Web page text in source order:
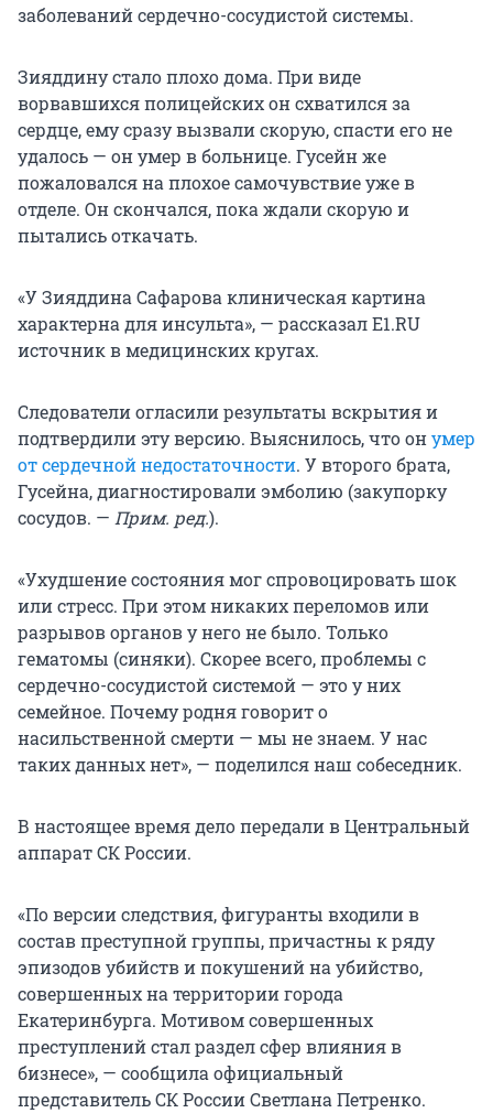
заболеваний сердечно-сосудистой системы.
Зияддину стало плохо дома. При виде
ворвавшихся полицейских он схватился за
сердце, ему сразу вызвали скорую, спасти его не
удалось — он умер в больнице. Гусейн же
пожаловался на плохое самочувствие уже в
отделе. Он скончался, пока ждали скорую и
пытались откачать.
«У Зияддина Сафарова клиническая картина
характерна для инсульта», — рассказал E1.RU
источник в медицинских кругах.
Следователи огласили результаты вскрытия и
подтвердили эту версию. Выяснилось, что онумер
от сердечной недостаточности. У второго брата,
Гусейна, диагностировали эмболию (закупорку
сосудов. — Прим. ред.).
«Ухудшение состояния мог спровоцировать шок
или стресс. При этом никаких переломов или
разрывов органов у него не было. Только
гематомы (синяки). Скорее всего, проблемы с
сердечно-сосудистой системой — это у них
семейное. Почему родня говорит о
насильственной смерти — мы не знаем. У нас
таких данных нет», — поделился наш собеседник.
В настоящее время дело передали в Центральный
аппарат СК России.
«По версии следствия, фигуранты входили в
состав преступной группы, причастны к ряду
эпизодов убийств и покушений на убийство,
совершенных на территории города
Екатеринбурга. Мотивом совершенных
преступлений стал раздел сфер влияния в
бизнесе», — сообщила официальный
представитель СК России Светлана Петренко.